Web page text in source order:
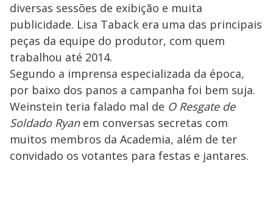
diversas sessões de exibição e muita
publicidade. Lisa Taback era uma das principais
peças da equipe do produtor, com quem
trabalhou até 2014.
Segundo a imprensa especializada da época,
por baixo dos panos a campanha foi bem suja.
Weinstein teria falado mal de O Resgate de
Soldado Ryanem conversas secretas com
muitos membros da Academia, além de ter
convidado os votantes para festas e jantares.